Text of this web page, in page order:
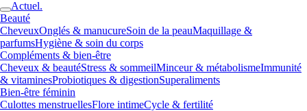
Actuel.
Beauté
CheveuxOnglés & manucureSoin de la peauMaquillage &
parfumsHygiène & soin du corps
Compléments & bien-être
Cheveux & beautéStress & sommeilMinceur & métabolismeImmunité
& vitaminesProbiotiques & digestionSuperaliments
Bien-être féminin
Culottes menstruellesFlore intimeCycle & fertilité